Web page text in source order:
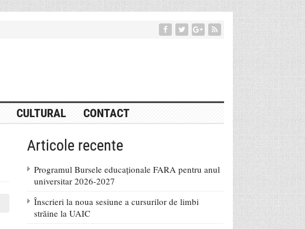
CULTURAL CONTACT
Articole recente
Programul Bursele educaționale FARA pentru anul
universitar 2026-2027
Înscrieri la noua sesiune a cursurilor de limbi
străine la UAIC